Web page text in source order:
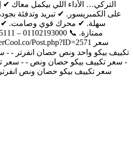
على الكمبريسور. ✔ تبريد وتدفئة
تكييف بيكو واحد ونص حصان انفرتر - -
سعر تكييف بيكو حصان ونص